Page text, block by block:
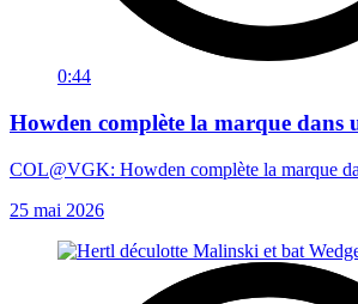
0:44
Howden complète la marque dans
COL@VGK: Howden complète la marque
25 mai 2026